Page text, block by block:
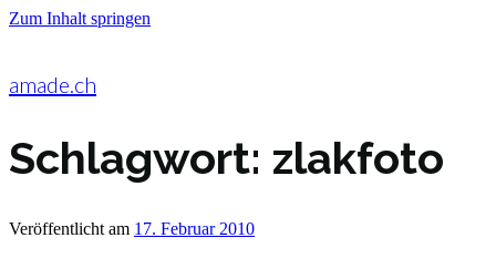
Zum Inhalt springen
amade.ch
Schlagwort: zlakfoto
Veröffentlicht am 17. Februar 2010